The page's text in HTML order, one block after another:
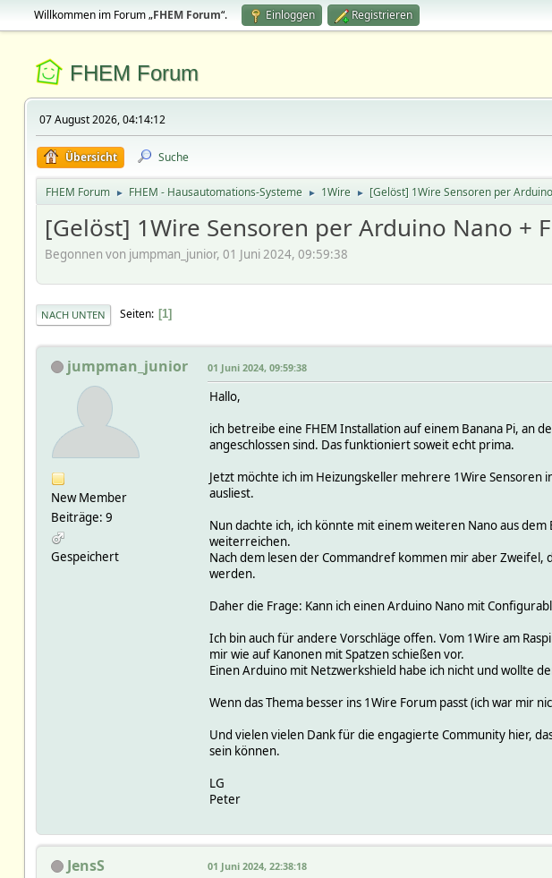
Willkommen im Forum „FHEM Forum“. Einloggen Registrieren
FHEM Forum
07 August 2026, 04:14:12
Übersicht Suche
FHEM Forum ► FHEM - Hausautomations-Systeme ► 1Wire ► [Gelöst] 1Wire Sensoren per
[Gelöst] 1Wire Sensoren per Arduino Nano +
Begonnen von jumpman_junior, 01 Juni 2024, 09:59:38
NACH UNTEN Seiten 1
jumpman_junior
New Member
Beiträge: 9
Gespeichert
01 Juni 2024, 09:59:38
Hallo,
ich betreibe eine FHEM Installation auf einem Banana Pi, an
angeschlossen sind. Das funktioniert soweit echt prima.
Jetzt möchte ich im Heizungskeller mehrere 1Wire
ausliest.
Nun dachte ich, ich könnte mit einem weiteren Nano aus
weiterreichen.
Nach dem lesen der Commandref kommen mir aber Zweifel,
werden.
Daher die Frage: Kann ich einen Arduino Nano mit
Ich bin auch für andere Vorschläge offen. Vom 1Wire am
mir wie auf Kanonen mit Spatzen schießen vor.
Einen Arduino mit Netzwerkshield habe ich nicht und wollte
Wenn das Thema besser ins 1Wire Forum passt (ich war mir
Und vielen vielen Dank für die engagierte Community hier,
sein können.
LG
Peter
JensS 01 Juni 2024, 22:38:18